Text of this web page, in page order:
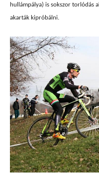
hullámpálya) is sokszor torlódás
akarták kipróbálni.